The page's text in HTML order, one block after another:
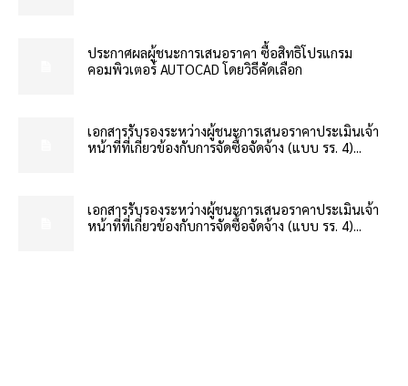
ประกาศผลผู้ชนะการเสนอราคา ซื้อสิทธิโปรแกรม
คอมพิวเตอร์ AUTOCAD โดยวิธีคัดเลือก
เอกสารรับรองระหว่างผู้ชนะการเสนอราคาประเมินเจ้า
หน้าที่ที่เกี่ยวข้องกับการจัดซื้อจัดจ้าง (แบบ รร. 4)...
เอกสารรับรองระหว่างผู้ชนะการเสนอราคาประเมินเจ้า
หน้าที่ที่เกี่ยวข้องกับการจัดซื้อจัดจ้าง (แบบ รร. 4)...